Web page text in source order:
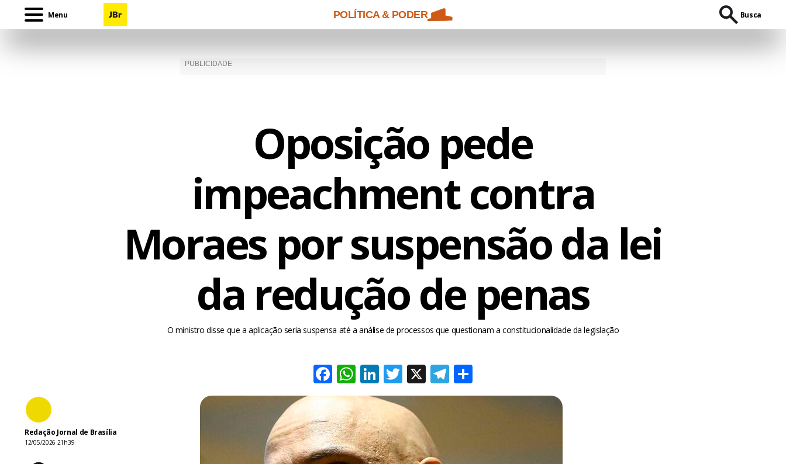
Menu POLÍTICA & PODER Busca
Oposição pede
impeachment contra
Moraes por suspensão da lei
da redução de penas
O ministro disse que a aplicação seria suspensa até a análise de processos que questionam a constitucionalidade da legislação
Facebook
WhatsApp
LinkedIn
Twitter
X Telegram
Redação Jornal de Brasília
12/05/2026 21h39